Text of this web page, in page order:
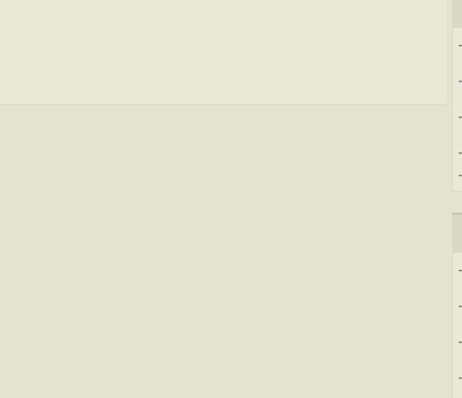
-
-
-
-
-
-
-
-
-